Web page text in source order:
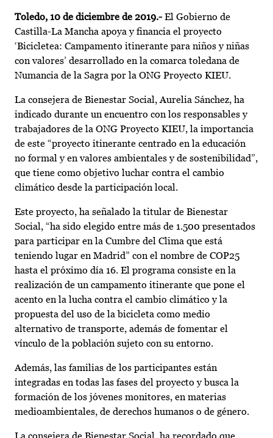
Toledo, 10 de diciembre de 2019.- El Gobierno de
Castilla-La Mancha apoya y financia el proyecto
‘Bicicletea: Campamento itinerante para niños y niñas
con valores’ desarrollado en la comarca toledana de
Numancia de la Sagra por la ONG Proyecto KIEU.
La consejera de Bienestar Social, Aurelia Sánchez, ha
indicado durante un encuentro con los responsables y
trabajadores de la ONG Proyecto KIEU, la importancia
de este “proyecto itinerante centrado en la educación
no formal y en valores ambientales y de sostenibilidad”,
que tiene como objetivo luchar contra el cambio
climático desde la participación local.
Este proyecto, ha señalado la titular de Bienestar
Social, “ha sido elegido entre más de 1.500 presentados
para participar en la Cumbre del Clima que está
teniendo lugar en Madrid” con el nombre de COP25
hasta el próximo día 16. El programa consiste en la
realización de un campamento itinerante que pone el
acento en la lucha contra el cambio climático y la
propuesta del uso de la bicicleta como medio
alternativo de transporte, además de fomentar el
vínculo de la población sujeto con su entorno.
Además, las familias de los participantes están
integradas en todas las fases del proyecto y busca la
formación de los jóvenes monitores, en materias
medioambientales, de derechos humanos o de género.